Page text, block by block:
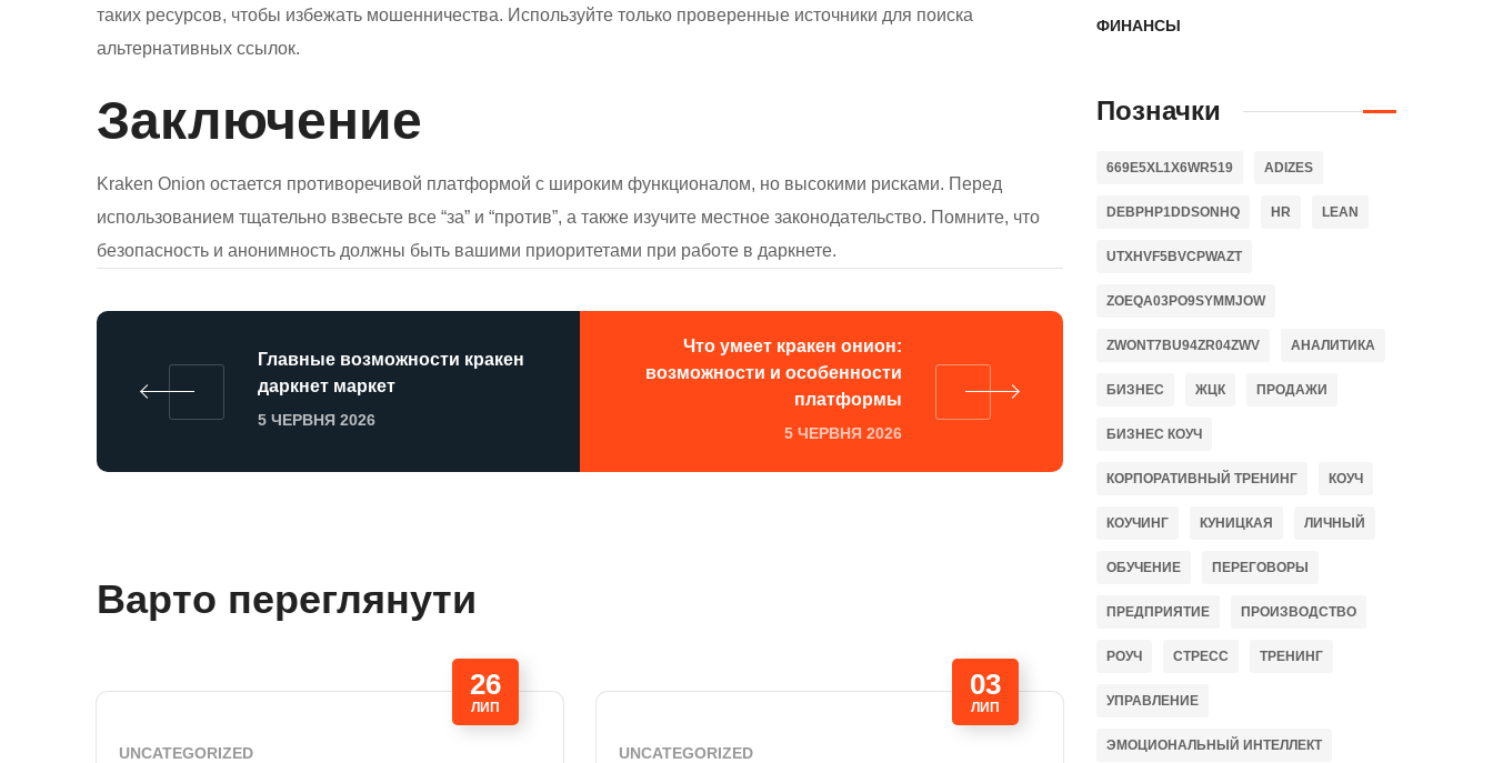
таких ресурсов, чтобы избежать мошенничества. Используйте только проверенные источники для поиска
альтернативных ссылок.
Заключение
Kraken Onion остается противоречивой платформой с широким функционалом, но высокими рисками. Перед
использованием тщательно взвесьте все “за” и “против”, а также изучите местное законодательство. Помните, что
безопасность и анонимность должны быть вашими приоритетами при работе в даркнете.
Главные возможности кракен
даркнет маркет
5 ЧЕРВНЯ 2026
Что умеет кракен онион:
возможности и особенности
платформы
5 ЧЕРВНЯ 2026
Варто переглянути
26
ЛИП
UNCATEGORIZED
03
ЛИП
UNCATEGORIZED
ФИНАНСЫ
Позначки
669E5XL1X6WR519 ADIZES
DEBPHP1DDSONHQ HR LEAN
UTXHVF5BVCPWAZT
ZOEQA03PO9SYMMJOW
ZWONT7BU94ZR04ZWV АНАЛИТИКА
БИЗНЕС ЖЦК ПРОДАЖИ
БИЗНЕС КОУЧ
КОРПОРАТИВНЫЙ ТРЕНИНГ КОУЧ
КОУЧИНГ КУНИЦКАЯ ЛИЧНЫЙ
ОБУЧЕНИЕ ПЕРЕГОВОРЫ
ПРЕДПРИЯТИЕ ПРОИЗВОДСТВО
РОУЧ СТРЕСС ТРЕНИНГ
УПРАВЛЕНИЕ
ЭМОЦИОНАЛЬНЫЙ ИНТЕЛЛЕКТ